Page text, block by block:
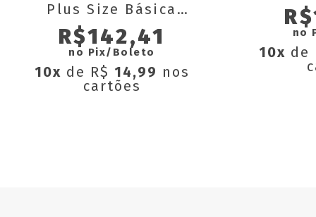
Plus Size Básica
Cigarreti 020
R$142,41
no Pix/Boleto
10x de R$ 14,99 nos
cartões
no
10x de